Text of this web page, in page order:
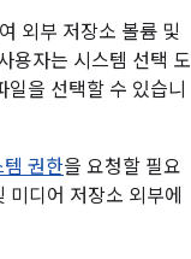
외부 저장소 볼륨 및
용자는 시스템 선택 도
을 선택할 수 있습니
템 권한을 요청할 필요
디어 저장소 외부에